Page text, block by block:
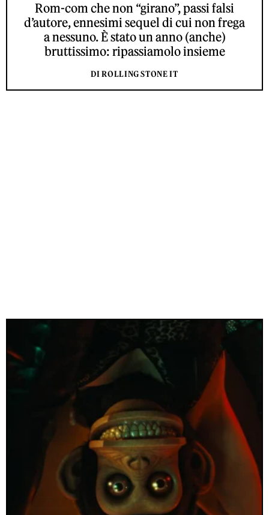
Rom-com che non “girano”, passi falsi
d’autore, ennesimi sequel di cui non frega
a nessuno. È stato un anno (anche)
bruttissimo: ripassiamolo insieme
DI ROLLING STONE IT